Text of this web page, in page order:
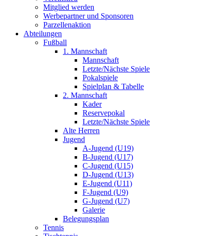
Mitglied werden
Werbepartner und Sponsoren
Parzellenaktion
Abteilungen
Fußball
1. Mannschaft
Mannschaft
Letzte/Nächste Spiele
Pokalspiele
Spielplan & Tabelle
2. Mannschaft
Kader
Reservepokal
Letzte/Nächste Spiele
Alte Herren
Jugend
A-Jugend (U19)
B-Jugend (U17)
C-Jugend (U15)
D-Jugend (U13)
E-Jugend (U11)
F-Jugend (U9)
G-Jugend (U7)
Galerie
Belegungsplan
Tennis